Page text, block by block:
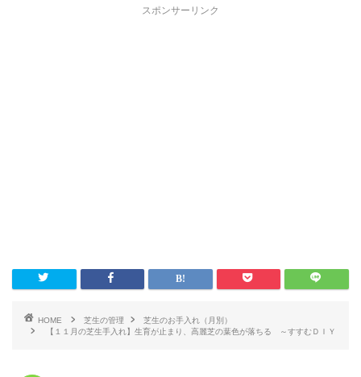
スポンサーリンク
HOME 芝生の管理
芝生のお手入れ（月別）
【１１月の芝生手入れ】生育が止まり、高麗芝の葉色が落ちる ～すすむＤＩＹ